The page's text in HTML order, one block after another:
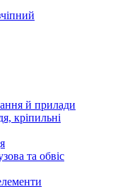
й прилади
кріпильні
та обвіс